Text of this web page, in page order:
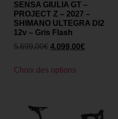
SENSA GIULIA GT –
PROJECT Z – 2027 –
SHIMANO ULTEGRA DI2
12v – Gris Flash
5.699,00€ 4.099,00€
Choix des options